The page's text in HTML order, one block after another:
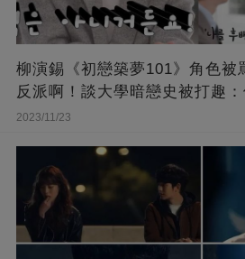
柳演錫《初戀築夢101》角色被
反派啊！談大學暗戀史被打趣
2023/11/23